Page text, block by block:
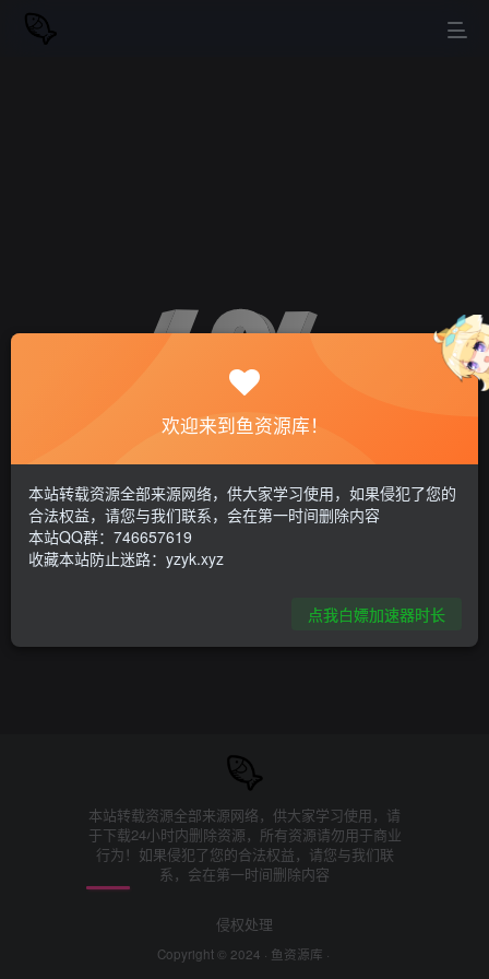
环境异常！请重新获取下载链接
本站转载资源全部来源网络，供大家学习使用，请
于下载24小时内删除资源，所有资源请勿用于商业
行为！如果侵犯了您的合法权益，请您与我们联
系，会在第一时间删除内容
侵权处理
Copyright © 2024 · 鱼资源库 ·
欢迎来到鱼资源库！
本站转载资源全部来源网络，供大家学习使用，如果侵犯了您的
合法权益，请您与我们联系，会在第一时间删除内容
本站QQ群：746657619
收藏本站防止迷路：yzyk.xyz
点我白嫖加速器时长